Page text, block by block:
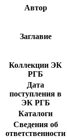
Автор
Заглавие
Коллекции ЭК
РГБ
Дата
поступления в
ЭК РГБ
Каталоги
Сведения об
ответственности